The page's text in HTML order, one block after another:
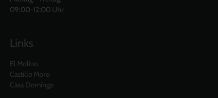
09:00-12:00 Uhr
Links
El Molino
Castillo Moro
Casa Domingo